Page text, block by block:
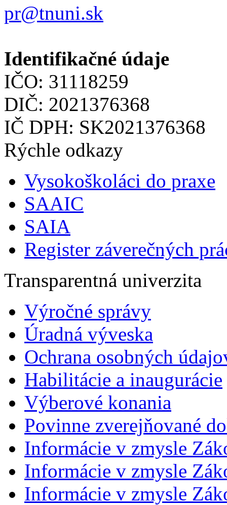
pr@tnuni.sk
Identifikačné údaje
IČO: 31118259
DIČ: 2021376368
IČ DPH: SK2021376368
Rýchle odkazy
Vysokoškoláci do praxe
SAAIC
SAIA
Register záverečných
Transparentná univerzita
Výročné správy
Úradná výveska
Ochrana osobných
Habilitácie a inaugurácie
Výberové konania
Povinne zverejňované
Informácie v zmysle
Informácie v zmysle
Informácie v zmysle